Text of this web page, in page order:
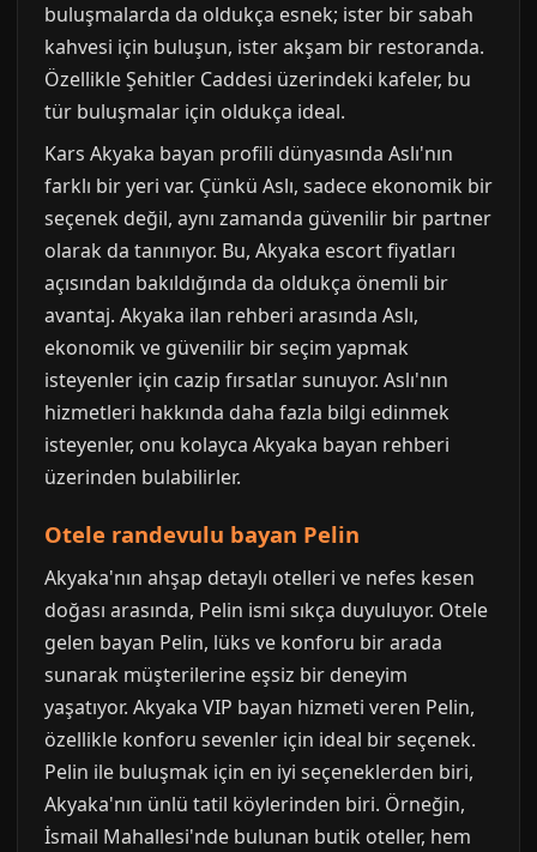
buluşmalarda da oldukça esnek; ister bir sabah
kahvesi için buluşun, ister akşam bir restoranda.
Özellikle Şehitler Caddesi üzerindeki kafeler, bu
tür buluşmalar için oldukça ideal.
Kars Akyaka bayan profili dünyasında Aslı'nın
farklı bir yeri var. Çünkü Aslı, sadece ekonomik bir
seçenek değil, aynı zamanda güvenilir bir partner
olarak da tanınıyor. Bu, Akyaka escort fiyatları
açısından bakıldığında da oldukça önemli bir
avantaj. Akyaka ilan rehberi arasında Aslı,
ekonomik ve güvenilir bir seçim yapmak
isteyenler için cazip fırsatlar sunuyor. Aslı'nın
hizmetleri hakkında daha fazla bilgi edinmek
isteyenler, onu kolayca Akyaka bayan rehberi
üzerinden bulabilirler.
Otele randevulu bayan Pelin
Akyaka'nın ahşap detaylı otelleri ve nefes kesen
doğası arasında, Pelin ismi sıkça duyuluyor. Otele
gelen bayan Pelin, lüks ve konforu bir arada
sunarak müşterilerine eşsiz bir deneyim
yaşatıyor. Akyaka VIP bayan hizmeti veren Pelin,
özellikle konforu sevenler için ideal bir seçenek.
Pelin ile buluşmak için en iyi seçeneklerden biri,
Akyaka'nın ünlü tatil köylerinden biri. Örneğin,
İsmail Mahallesi'nde bulunan butik oteller, hem